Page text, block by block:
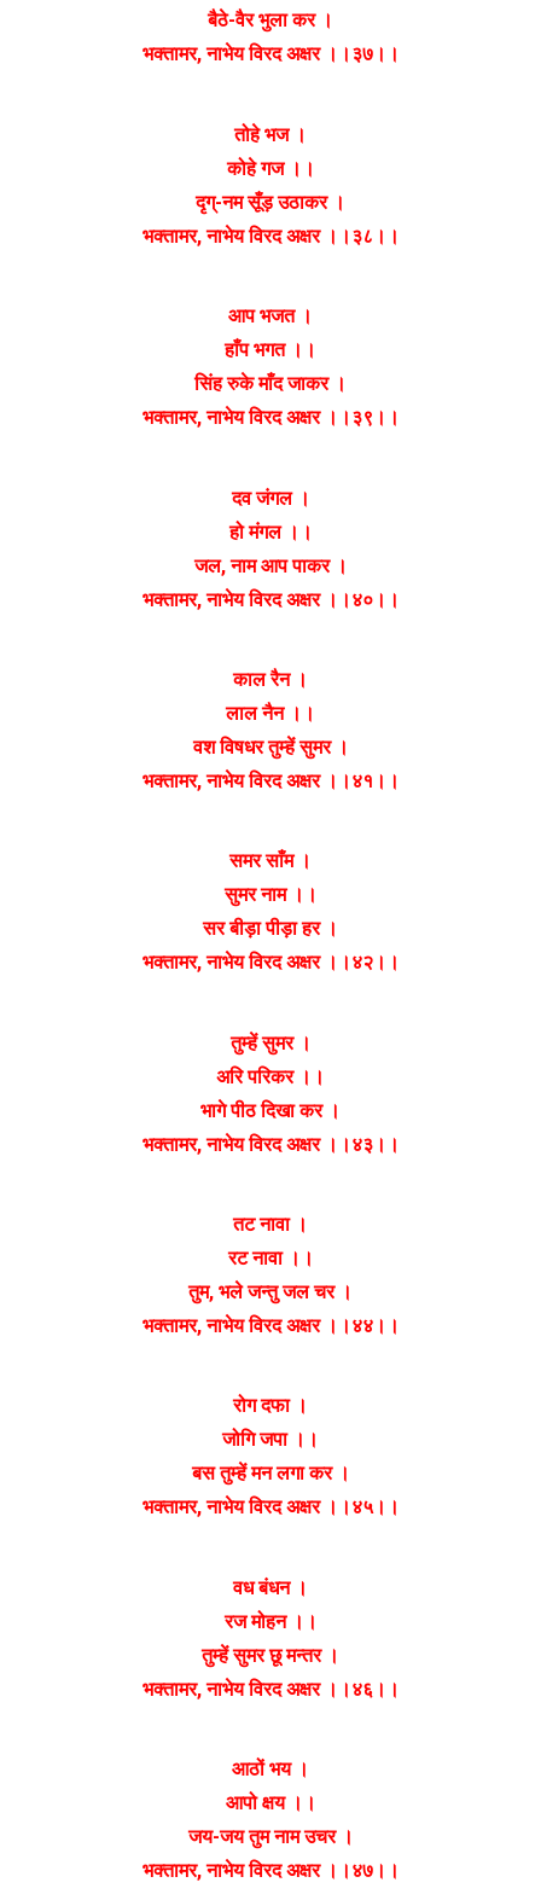
बैठे-वैर भुला कर ।
भक्तामर, नाभेय विरद अक्षर ।।३७।।
तोहे भज ।
कोहे गज ।।
दृग्-नम सूँड़ उठाकर ।
भक्तामर, नाभेय विरद अक्षर ।।३८।।
आप भजत ।
हाँप भगत ।।
सिंह रुके माँद जाकर ।
भक्तामर, नाभेय विरद अक्षर ।।३९।।
दव जंगल ।
हो मंगल ।।
जल, नाम आप पाकर ।
भक्तामर, नाभेय विरद अक्षर ।।४०।।
काल रैन ।
लाल नैन ।।
वश विषधर तुम्हें सुमर ।
भक्तामर, नाभेय विरद अक्षर ।।४१।।
समर साँम ।
सुमर नाम ।।
सर बीड़ा पीड़ा हर ।
भक्तामर, नाभेय विरद अक्षर ।।४२।।
तुम्हें सुमर ।
अरि परिकर ।।
भागे पीठ दिखा कर ।
भक्तामर, नाभेय विरद अक्षर ।।४३।।
तट नावा ।
रट नावा ।।
तुम, भले जन्तु जल चर ।
भक्तामर, नाभेय विरद अक्षर ।।४४।।
रोग दफा ।
जोगि जपा ।।
बस तुम्हें मन लगा कर ।
भक्तामर, नाभेय विरद अक्षर ।।४५।।
वध बंधन ।
रज मोहन ।।
तुम्हें सुमर छू मन्तर ।
भक्तामर, नाभेय विरद अक्षर ।।४६।।
आठों भय ।
आपो क्षय ।।
जय-जय तुम नाम उचर ।
भक्तामर, नाभेय विरद अक्षर ।।४७।।